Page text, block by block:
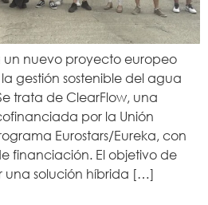
nuevo proyecto europeo
gestión sostenible del agua
trata de ClearFlow, una
por la Unión
Eurostars/Eureka, con
financiación. El objetivo de
una solución híbrida […]